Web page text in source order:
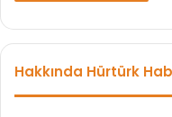
Hakkında Hürtürk